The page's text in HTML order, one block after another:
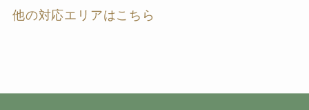
他の対応エリアはこちら